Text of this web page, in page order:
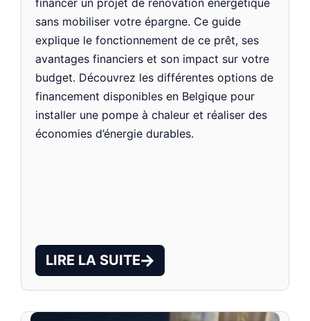
financer un projet de rénovation énergétique
sans mobiliser votre épargne. Ce guide
explique le fonctionnement de ce prêt, ses
avantages financiers et son impact sur votre
budget. Découvrez les différentes options de
financement disponibles en Belgique pour
installer une pompe à chaleur et réaliser des
économies d’énergie durables.
LIRE LA SUITE